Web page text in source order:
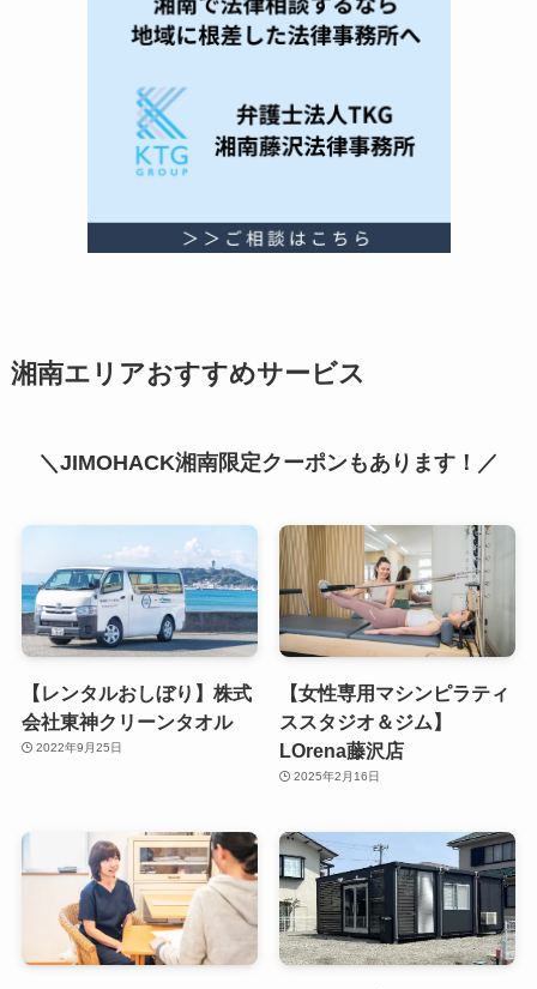
湘南エリアおすすめサービス
＼JIMOHACK湘南限定クーポンもあります！／
【レンタルおしぼり】株式
会社東神クリーンタオル
2022年9月25日
【女性専用マシンピラティ
ススタジオ＆ジム】
LOrena藤沢店
2025年2月16日